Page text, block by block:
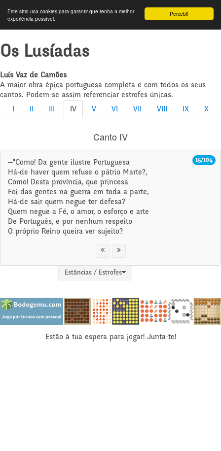
Percebi!
Este sítio usa cookies para garantir que tenha a melhor
experiência possível.
Os Lusíadas
Luís Vaz de Camões
A maior obra épica portuguesa completa e com todos os seus
cantos. Podem-se assim referenciar estrofes únicas.
IV V VI VII VIII IX X
Canto IV
15/104
—"Como! Da gente ilustre Portuguesa
Há-de haver quem refuse o pátrio Marte?,
Como! Desta província, que princesa
Foi das gentes na guerra em toda a parte,
Há-de sair quem negue ter defesa?
Quem negue a Fé, o amor, o esforço e arte
De Português, e por nenhum respeito
O próprio Reino queira ver sujeito?
Estâncias / Estrofes
Estão à tua espera para jogar! Junta-te!